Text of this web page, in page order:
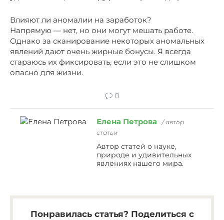
Влияют ли аномалии на заработок?
Напрямую — нет, но они могут мешать работе.
Однако за сканирование некоторых аномальных
явлений дают очень жирные бонусы. Я всегда
стараюсь их фиксировать, если это не слишком
опасно для жизни.
0
Елена Петрова
/ автор
статьи
Автор статей о науке,
природе и удивительных
явлениях нашего мира.
Понравилась статья? Поделиться с